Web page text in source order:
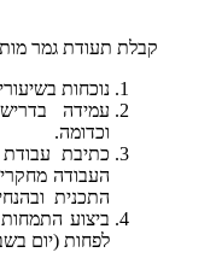
קבלת תעודת גמר
נוכחות
עמידה
וכדומה.
כתיבת
העבודה
התכנית
ביצוע
לפחות (יום